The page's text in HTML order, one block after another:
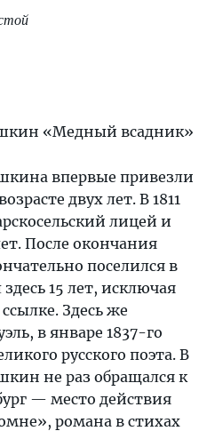
«Медный всадник»
впервые привезли
двух лет. В 1811
лицей и
После окончания
поселился в
15 лет, исключая
Здесь же
в январе 1837-го
русского поэта. В
не раз обращался к
— место действия
романа в стихах